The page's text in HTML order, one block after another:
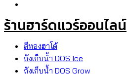
ร้านฮาร์ดแวร์ออนไลน์
สีทองฮาโต้
ถังเก็บน้ำ DOS Ice
ถังเก็บน้ำ DOS Grow